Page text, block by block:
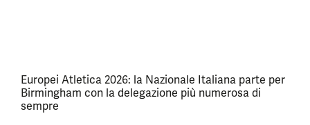
Europei Atletica 2026: la Nazionale Italiana parte per
Birmingham con la delegazione più numerosa di
sempre